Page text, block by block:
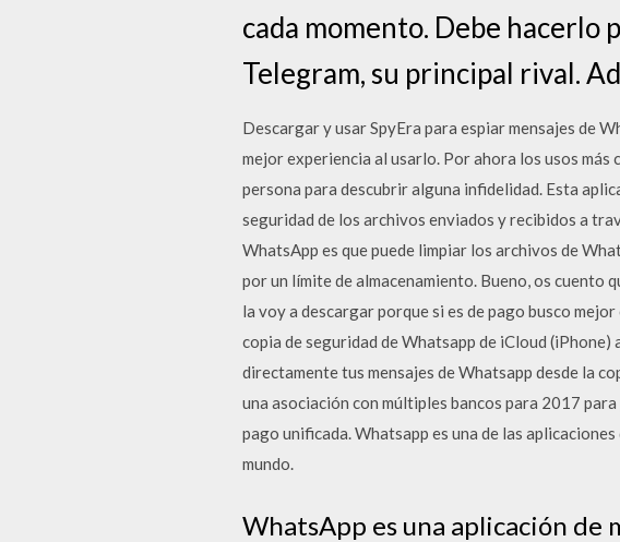
cada momento. Debe hacerlo
Telegram, su principal rival.
Descargar y usar SpyEra para espiar mensajes de
mejor experiencia al usarlo. Por ahora los usos más
persona para descubrir alguna infidelidad. Esta
seguridad de los archivos enviados y recibidos a
WhatsApp es que puede limpiar los archivos de
por un límite de almacenamiento. Bueno, os cuento
la voy a descargar porque si es de pago busco
copia de seguridad de Whatsapp de iCloud
directamente tus mensajes de Whatsapp desde la
una asociación con múltiples bancos para 2017
pago unificada. Whatsapp es una de las
mundo.
WhatsApp es una aplicación de